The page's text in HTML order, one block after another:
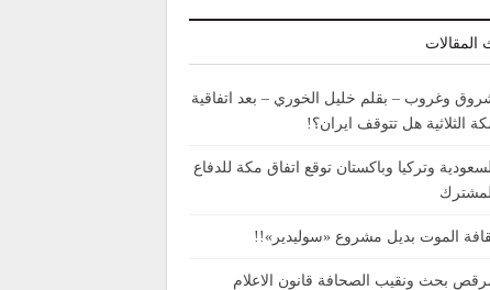
المقالات
وغروب – بقلم خليل الخوري – بعد اتفاقية
الثلاثية هل تتوقف ايران؟!
السعودية وتركيا وباكستان توقع اتفاق مكة للدفاع
المشترك
الموت بديل مشروع «سوليدير»!!
بحث ونقيب الصحافة قانون الاعلام